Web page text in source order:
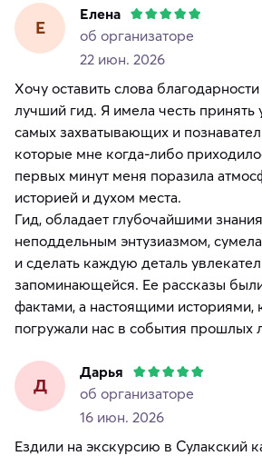
Е
Елена
об организаторе
22 июн. 2026
Хочу оставить слова
лучший гид. Я имела честь принять
самых захватывающих и
которые мне когда-либо
первых минут меня поразила
историей и духом места.
Гид, обладает глубочайшими
неподдельным энтузиазмом,
и сделать каждую деталь
запоминающейся. Ее рассказы
фактами, а настоящими историями,
погружали нас в события прошлых
Д
Дарья
об организаторе
16 июн. 2026
Ездили на экскурсию в Сулакский